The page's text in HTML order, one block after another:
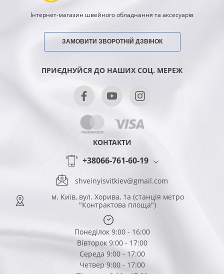
Інтернет-магазин швейного обладнання та аксесуарів
ЗАМОВИТИ ЗВОРОТНІЙ ДЗВІНОК
ПРИЄДНУЙСЯ ДО НАШИХ СОЦ. МЕРЕЖ
КОНТАКТИ
+38066-761-60-19
shveinyisvitkiev@gmail.com
м. Київ, вул. Хорива, 1а (станція метро
"Контрактова площа")
Понеділок 9:00 - 16:00
Вівторок 9:00 - 17:00
Середа 9:00 - 17:00
Четвер 9:00 - 17:00